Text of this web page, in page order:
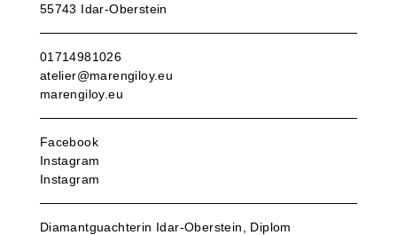
55743 Idar-Oberstein
01714981026
atelier@marengiloy.eu
marengiloy.eu
Facebook
Instagram
Instagram
Diamantguachterin Idar-Oberstein, Diplom